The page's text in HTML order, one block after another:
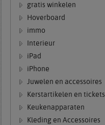
gratis winkelen
Hoverboard
immo
Interieur
iPad
iPhone
Juwelen en accessoires
Kerstartikelen en tickets
Keukenapparaten
Kleding en Accessoires